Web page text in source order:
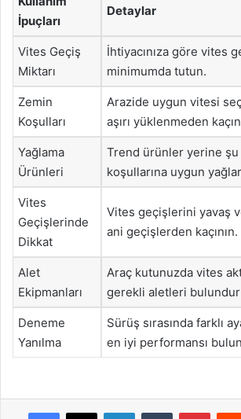
İpuçları
Detaylar
Vites Geçiş
Miktarı
İhtiyacınıza göre vites
minimumda tutun.
Zemin
Koşulları
Arazide uygun vitesi
aşırı yüklenmeden
Yağlama
Ürünleri
Trend ürünler yerine şu
koşullarına uygun
Vites
Geçişlerinde
Dikkat
Vites geçişlerini yavaş
ani geçişlerden kaçının.
Alet
Ekipmanları
Araç kutunuzda vites
gerekli aletleri
Deneme
Yanılma
Sürüş sırasında farklı
en iyi performansı
Facebook
X LinkedInTumblr